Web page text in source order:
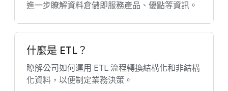
進一步瞭解資料倉儲即服務產品、優點等資訊。
什麼是 ETL？
瞭解公司如何運用 ETL 流程轉換結構化和非結構
化資料，以便制定業務決策。